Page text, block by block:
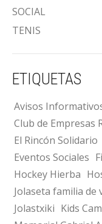
SOCIAL
TENIS
ETIQUETAS
Avisos
Club de Empresas
El Rincón Solidario
Eventos Sociales
Hockey Hierba
Jolaseta familia de
Jolastxiki Kids